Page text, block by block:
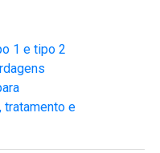
1 e tipo 2
tratamento e